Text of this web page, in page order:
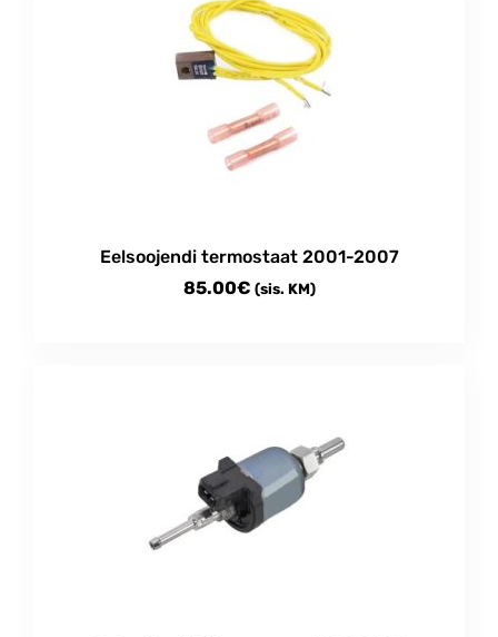
Eelsoojendi termostaat 2001-2007
85.00€ (sis. KM)